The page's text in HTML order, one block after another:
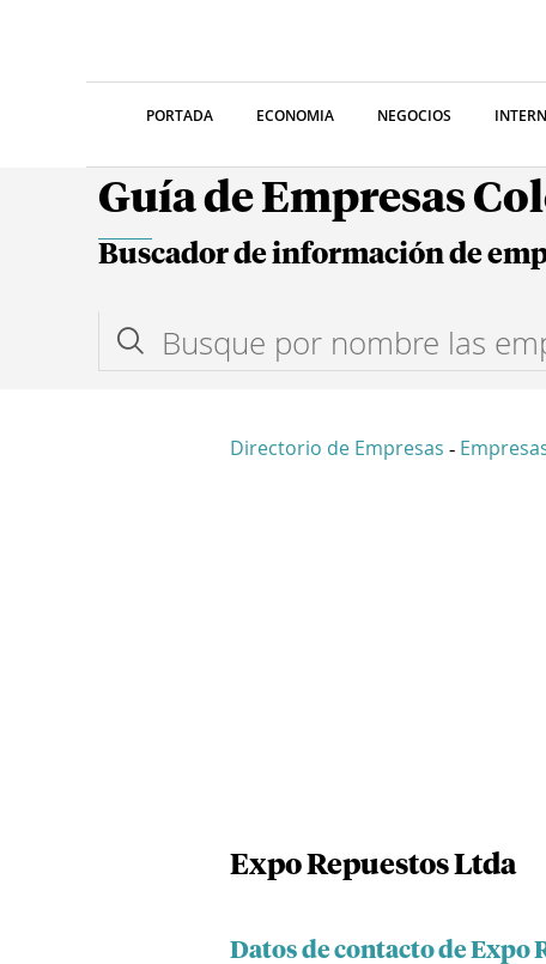
PORTADA ECONOMIA NEGOCIOS
Guía de Empresas
Buscador de información de
Directorio de Empresas -
Expo Repuestos Ltda
Datos de contacto de Expo